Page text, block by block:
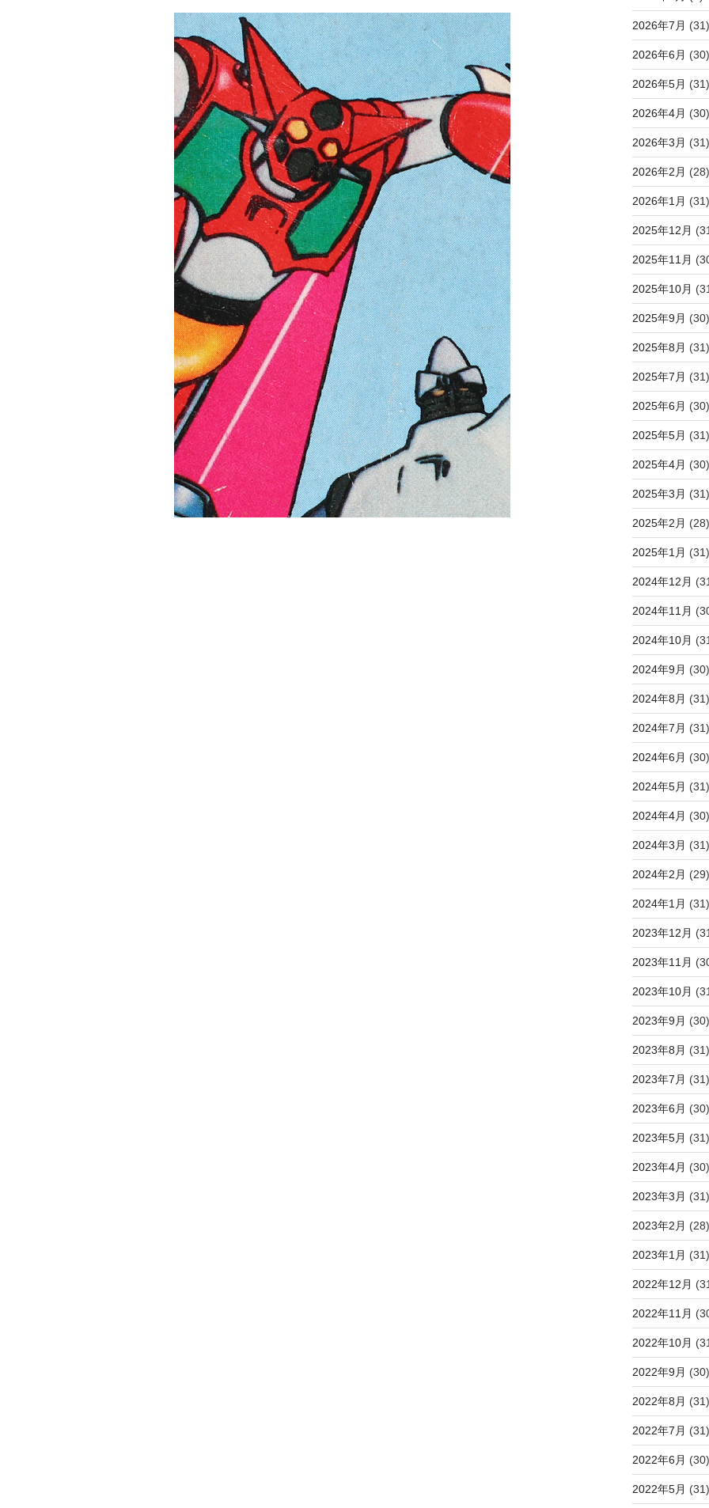
2026年7月 (31)
2026年6月 (30)
2026年5月 (31)
2026年4月 (30)
2026年3月 (31)
2026年2月 (28)
2026年1月 (31)
2025年12月
2025年11月
2025年10月
2025年9月 (30)
2025年8月 (31)
2025年7月 (31)
2025年6月 (30)
2025年5月 (31)
2025年4月 (30)
2025年3月 (31)
2025年2月 (28)
2025年1月 (31)
2024年12月
2024年11月
2024年10月
2024年9月 (30)
2024年8月 (31)
2024年7月 (31)
2024年6月 (30)
2024年5月 (31)
2024年4月 (30)
2024年3月 (31)
2024年2月 (29)
2024年1月 (31)
2023年12月
2023年11月
2023年10月
2023年9月 (30)
2023年8月 (31)
2023年7月 (31)
2023年6月 (30)
2023年5月 (31)
2023年4月 (30)
2023年3月 (31)
2023年2月 (28)
2023年1月 (31)
2022年12月
2022年11月
2022年10月
2022年9月 (30)
2022年8月 (31)
2022年7月 (31)
2022年6月 (30)
2022年5月 (31)